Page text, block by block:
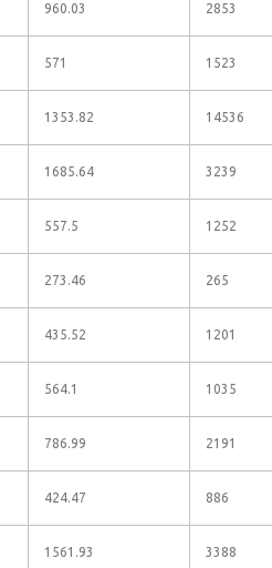
960.03 2853
571 1523
1353.82 14536
1685.64 3239
557.5 1252
273.46 265
435.52 1201
564.1 1035
786.99 2191
424.47 886
1561.93 3388